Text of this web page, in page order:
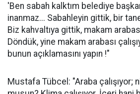
'Ben sabah kalktım belediye
inanmaz... Sabahleyin gittik, bir
Biz kahvaltıya gittik, makam
Döndük, yine makam arabası
bunun açıklamasını yapın !"
Mustafa Tübcel: "Araba çalışıyor;